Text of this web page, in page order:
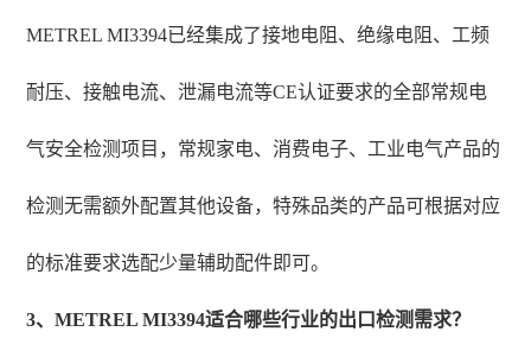
METREL MI3394已经集成了接地电阻、绝缘电阻、工频
耐压、接触电流、泄漏电流等CE认证要求的全部常规电
气安全检测项目，常规家电、消费电子、工业电气产品的
检测无需额外配置其他设备，特殊品类的产品可根据对应
的标准要求选配少量辅助配件即可。
3、METREL MI3394适合哪些行业的出口检测需求？